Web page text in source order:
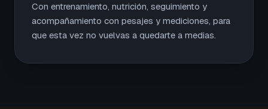
Con entrenamiento, nutrición, seguimiento y
acompañamiento con pesajes y mediciones, para
que esta vez no vuelvas a quedarte a medias.